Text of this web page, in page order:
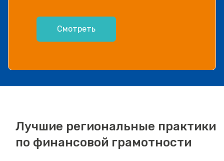
Смотреть
Лучшие региональные практики
по финансовой грамотности